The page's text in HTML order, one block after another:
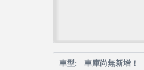
車型: 車庫尚無新增！